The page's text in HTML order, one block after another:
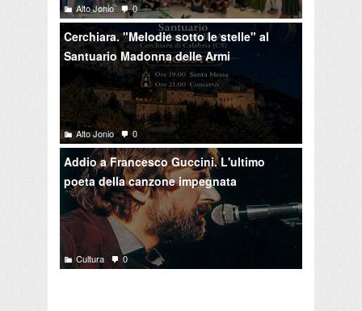
Alto Jonio 0
Cerchiara. "Melodie sotto le stelle" al
Santuario Madonna delle Armi
Alto Jonio 0
Addio a Francesco Guccini. L'ultimo
poeta della canzone impegnata
Cultura 0